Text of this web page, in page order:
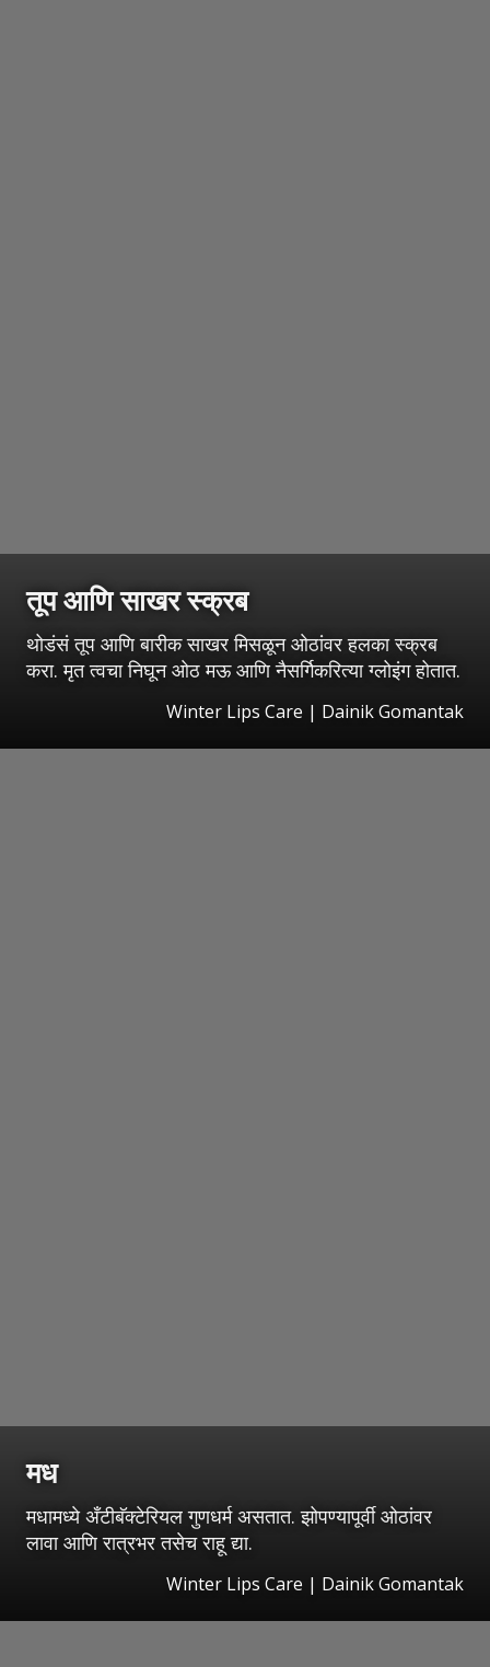
तूप आणि साखर स्क्रब
थोडंसं तूप आणि बारीक साखर मिसळून ओठांवर हलका स्क्रब
करा. मृत त्वचा निघून ओठ मऊ आणि नैसर्गिकरित्या ग्लोइंग होतात.
Winter Lips Care | Dainik Gomantak
मध
मधामध्ये अँटीबॅक्टेरियल गुणधर्म असतात. झोपण्यापूर्वी ओठांवर
लावा आणि रात्रभर तसेच राहू द्या.
Winter Lips Care | Dainik Gomantak